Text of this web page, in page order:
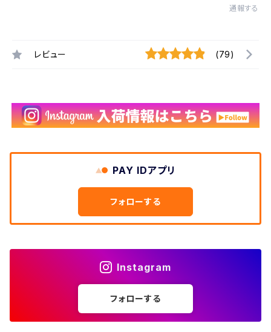
通報する
レビュー (79)
PAY IDアプリ
フォローする
Instagram
フォローする